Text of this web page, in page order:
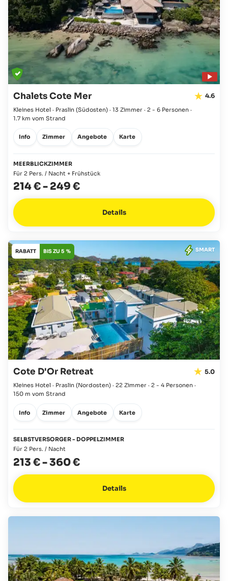
Chalets Cote Mer 4.6
Kleines Hotel · Praslin (Südosten) · 13 Zimmer · 2 - 6 Personen ·
1.7 km vom Strand
Info Zimmer Angebote Karte
MEERBLICKZIMMER
Für 2 Pers. / Nacht + Frühstück
214 €- 249 €
Details
RABATT BIS ZU 5 % SMART
Cote D'Or Retreat 5.0
Kleines Hotel · Praslin (Nordosten) · 22 Zimmer · 2 - 4 Personen ·
150 m vom Strand
Info Zimmer Angebote Karte
SELBSTVERSORGER - DOPPELZIMMER
Für 2 Pers. / Nacht
213 €-360 €
Details